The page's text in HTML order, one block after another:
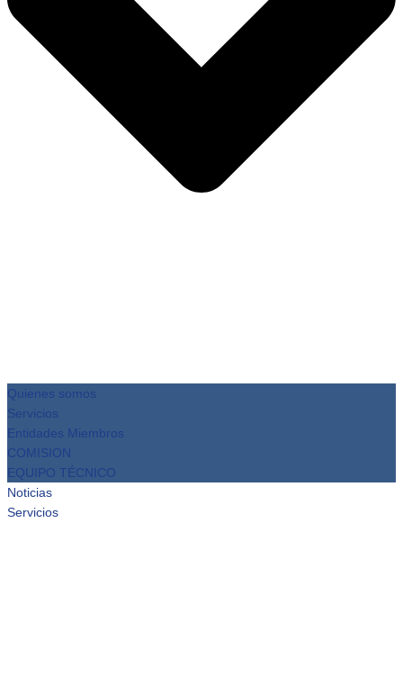
Quienes somos
Servicios
Entidades Miembros
COMISION
EQUIPO TÉCNICO
Noticias
Servicios